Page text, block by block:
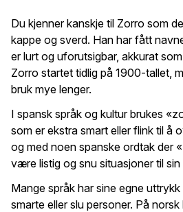
Du kjenner kanskje til Zorro som
kappe og sverd. Han har fått
er lurt og uforutsigbar, akkurat
Zorro startet tidlig på 1900-tallet,
bruk mye lenger.
I spansk språk og kultur brukes
som er ekstra smart eller flink til å
og med noen spanske ordtak der
være listig og snu situasjoner til sin
Mange språk har sine egne
smarte eller slu personer. På